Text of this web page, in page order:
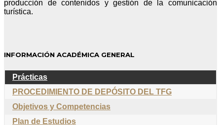
producción de contenidos y gestión de la comunicación
turística.
INFORMACIÓN ACADÉMICA GENERAL
Prácticas
PROCEDIMIENTO DE DEPÓSITO DEL TFG
Objetivos y Competencias
Plan de Estudios